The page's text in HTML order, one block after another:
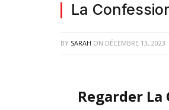
La
BY SARAH ON DÉCEMBRE 13, 2023
Regarder